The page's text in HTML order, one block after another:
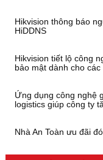
Hikvision thông báo
HiDDNS
Hikvision tiết lộ công
bảo mật dành cho các
Ứng dụng công nghệ
logistics giúp công ty
Nhà An Toàn ưu đãi